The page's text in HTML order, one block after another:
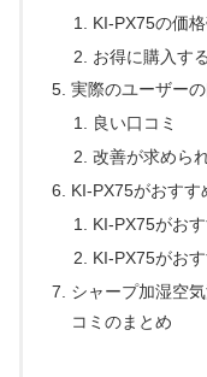
KI-PX75の価
お得に購入す
実際のユーザーの
良い口コミ
改善が求めら
KI-PX75がおすす
KI-PX75がお
KI-PX75がお
シャープ加湿空
コミのまとめ